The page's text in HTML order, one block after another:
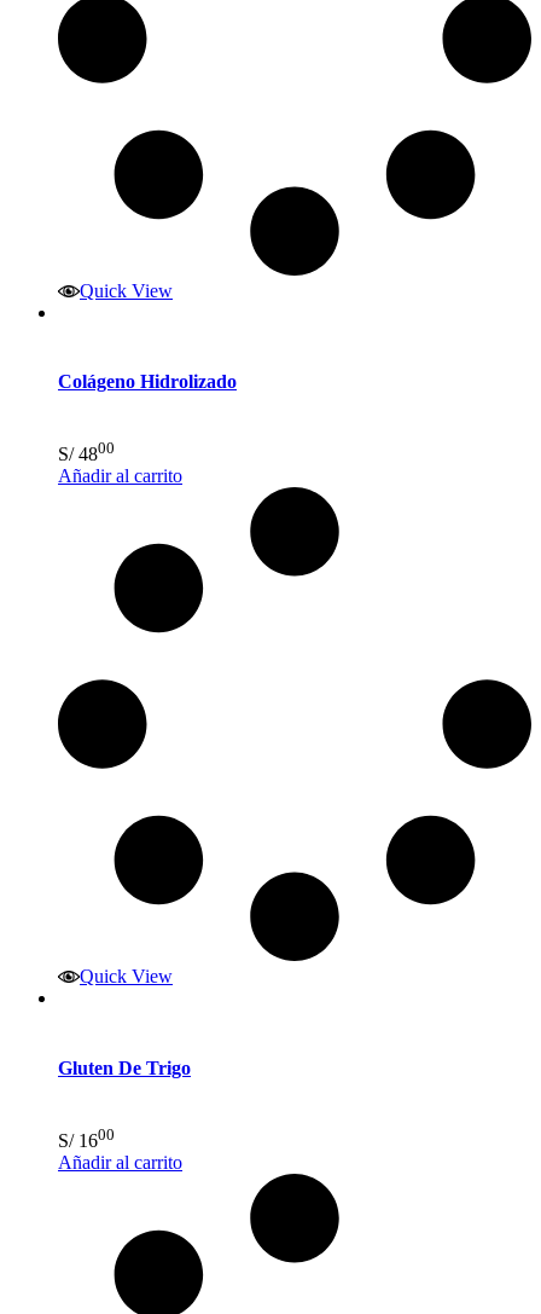
Quick View
Colágeno Hidrolizado
S/4800
Añadir al carrito
Quick View
Gluten De Trigo
S/1600
Añadir al carrito